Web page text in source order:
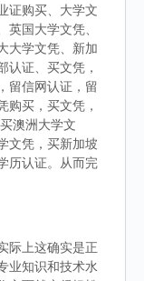
证购买、大学文
国大学文凭、
大学文凭、新加
认证、买文凭，
留信网认证，留
购买，买文凭，
澳洲大学文
文凭，买新加坡
历认证。从而完
际上这确实是正
业知识和技术水